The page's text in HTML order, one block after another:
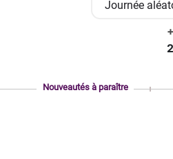
Journée
Nouveautés à paraître